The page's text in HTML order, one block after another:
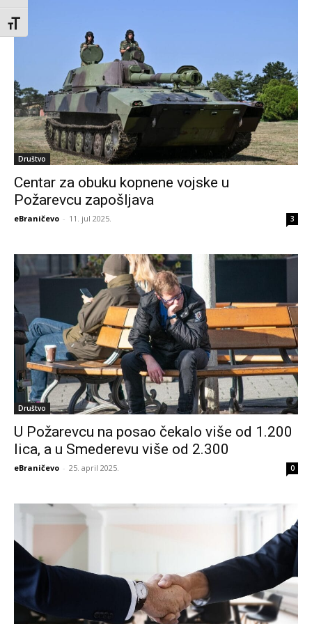
Toggle Font size
Društvo
Centar za obuku kopnene vojske u
Požarevcu zapošljava
eBraničevo - 11. jul 2025. 3
Društvo
U Požarevcu na posao čekalo više od 1.200
lica, a u Smederevu više od 2.300
eBraničevo - 25. april 2025. 0